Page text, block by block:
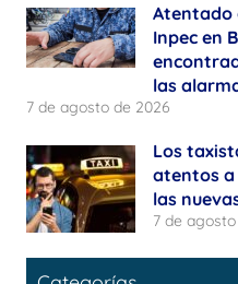
Atentado
Inpec en
las
7 de agosto de 2026
Los
atentos a
las
7 de